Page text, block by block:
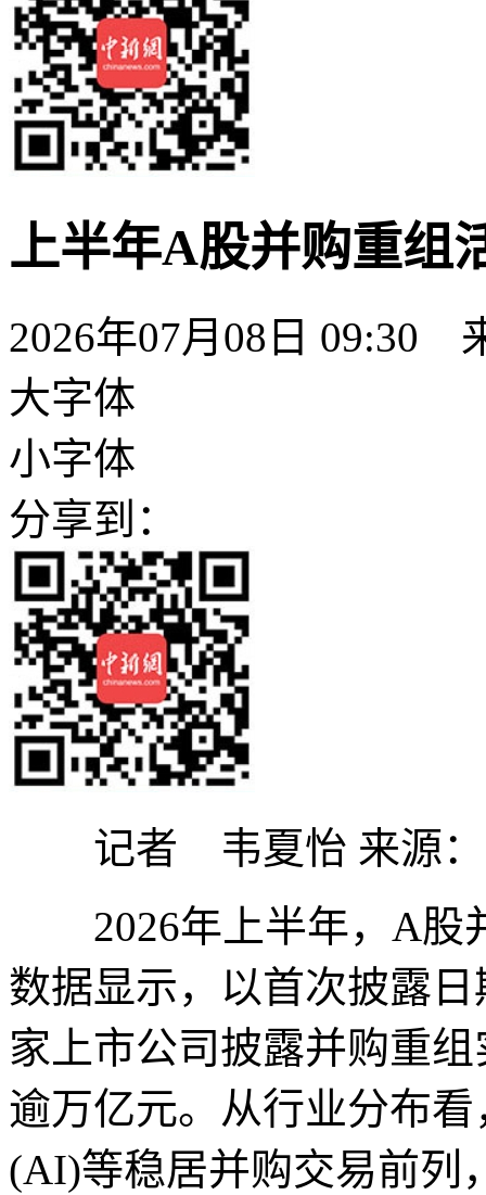
上半年A股并购重组
2026年07月08日 09:30
大字体
小字体
分享到：
记者 韦夏怡 来源：
2026年上半年，A股
数据显示，以首次披露
家上市公司披露并购重
逾万亿元。从行业分布
(AI)等稳居并购交易前列